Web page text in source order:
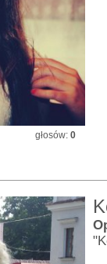
głosów: 0